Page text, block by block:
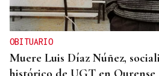
OBITUARIO
Muere Luis Díaz Núñez,